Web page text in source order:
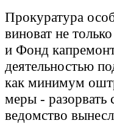
Прокуратура
виноват не
и Фонд
деятельностью
как минимум
меры - разорвать
ведомство